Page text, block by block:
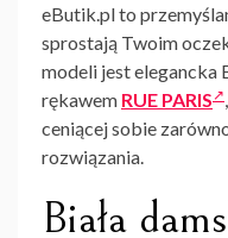
eButik.pl to
sprostają Twoim
modeli jest elegancka
rękawem RUE PARIS
ceniącej sobie
rozwiązania.
Biała